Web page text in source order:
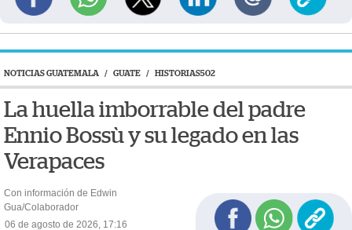
NOTICIAS GUATEMALA / GUATE / HISTORIAS502
La huella imborrable del padre
Ennio Bossù y su legado en las
Verapaces
Con información de Edwin
Gua/Colaborador
06 de agosto de 2026, 17:16